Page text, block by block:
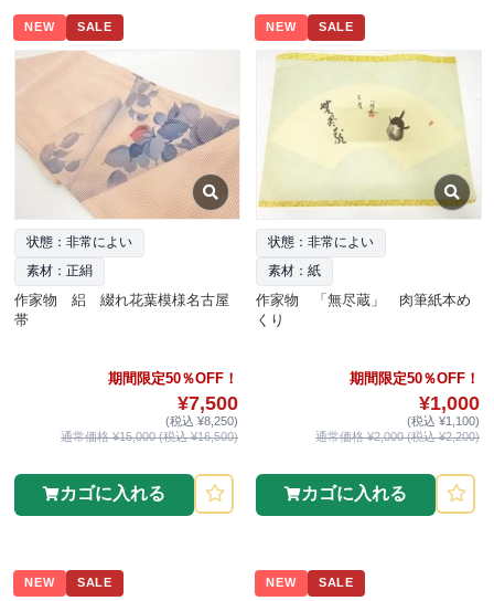
NEW SALE
状態：非常によい
素材：正絹
作家物 絽 綴れ花葉模様名古屋
帯
期間限定50％OFF！
¥7,500
(税込 ¥8,250)
通常価格 ¥15,000 (税込 ¥16,500)
カゴに入れる
NEW SALE
状態：非常によい
素材：紙
作家物 「無尽蔵」 肉筆紙本め
くり
期間限定50％OFF！
¥1,000
(税込 ¥1,100)
通常価格 ¥2,000 (税込 ¥2,200)
カゴに入れる
NEW SALE NEW SALE